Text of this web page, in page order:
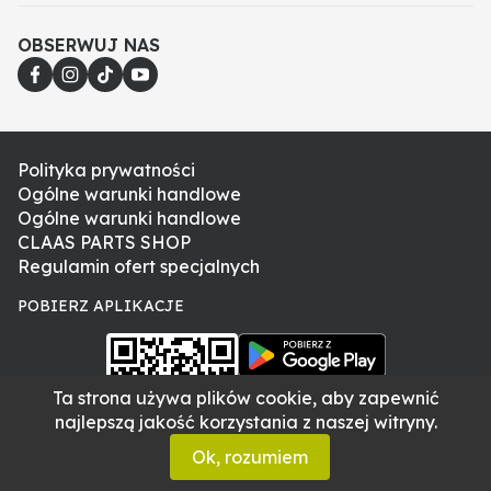
Ta strona używa plików cookie, aby zapewnić
najlepszą jakość korzystania z naszej witryny.
Ok, rozumiem
części.
OBSERWUJ NAS
Polityka prywatności
Ogólne warunki handlowe
Ogólne warunki handlowe
CLAAS PARTS SHOP
Regulamin ofert specjalnych
POBIERZ APLIKACJE